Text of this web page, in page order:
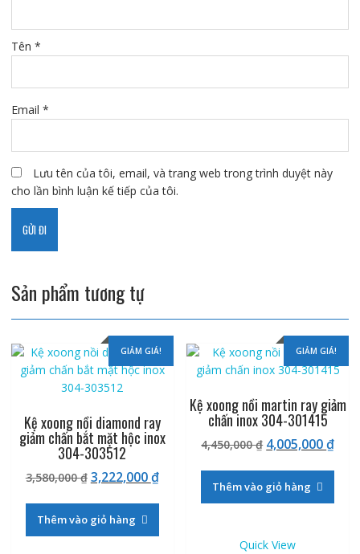
Tên *
Email *
Lưu tên của tôi, email, và trang web trong trình duyệt này
cho lần bình luận kế tiếp của tôi.
Sản phẩm tương tự
GIẢM GIÁ!
Kệ xoong nồi diamond ray
giảm chấn bắt mặt hộc inox
304-303512
3,580,000₫ Giá
là:
3,580,000 ₫.
3,222,000₫Giá
Thêm vào giỏ hàng
GIẢM GIÁ!
Kệ xoong nồi martin ray giảm
chấn inox 304-301415
4,450,000₫ Giá
là:
4,450,000 ₫.
4,005,000₫Giá
Thêm vào giỏ hàng
Quick View